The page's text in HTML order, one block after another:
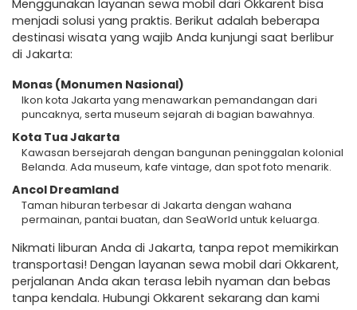
Menggunakan layanan sewa mobil dari Okkarent bisa
menjadi solusi yang praktis. Berikut adalah beberapa
destinasi wisata yang wajib Anda kunjungi saat berlibur
di Jakarta:
Monas (Monumen Nasional)
Ikon kota Jakarta yang menawarkan pemandangan dari
puncaknya, serta museum sejarah di bagian bawahnya.
Kota Tua Jakarta
Kawasan bersejarah dengan bangunan peninggalan kolonial
Belanda. Ada museum, kafe vintage, dan spot foto menarik.
Ancol Dreamland
Taman hiburan terbesar di Jakarta dengan wahana
permainan, pantai buatan, dan SeaWorld untuk keluarga.
Nikmati liburan Anda di Jakarta, tanpa repot memikirkan
transportasi! Dengan layanan sewa mobil dari Okkarent,
perjalanan Anda akan terasa lebih nyaman dan bebas
tanpa kendala. Hubungi Okkarent sekarang dan kami